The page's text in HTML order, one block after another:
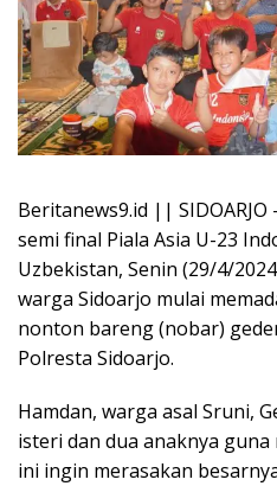
Beritanews9.id ||
semi final Piala Asia U-23
Uzbekistan, Senin (29/4/
warga Sidoarjo mulai
nonton bareng (nobar)
Polresta Sidoarjo.
Hamdan, warga asal Sruni,
isteri dan dua anaknya
ini ingin merasakan